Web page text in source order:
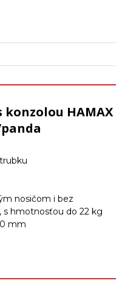
konzolou HAMAX
panda
nosičom i bez
s hmotnosťou do 22 kg
mm